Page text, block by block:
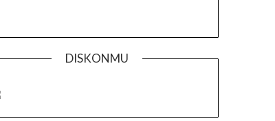
DISKONMU